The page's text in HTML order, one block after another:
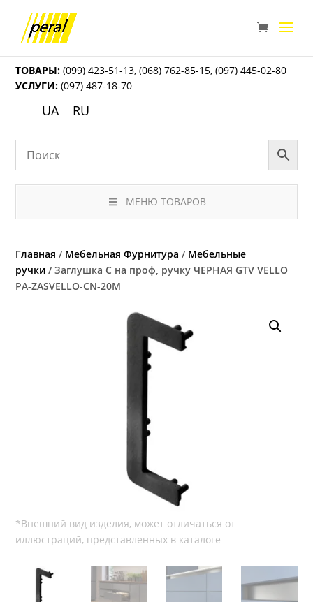
ТОВАРЫ: (099) 423-51-13,(068) 762-85-15,(097) 445-02-80
УСЛУГИ: (097) 487-18-70
UA RU
МЕНЮ ТОВАРОВ
Главная / Мебельная Фурнитура / Мебельные
ручки / Заглушка C на проф, ручку ЧЕРНАЯ GTV VELLO
PA-ZASVELLO-CN-20M